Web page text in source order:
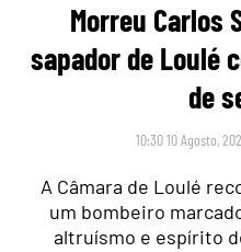
Morreu Carlos
sapador de Loulé
de
10:30 10 Agosto,
A Câmara de Loulé
um bombeiro
altruísmo e espírito